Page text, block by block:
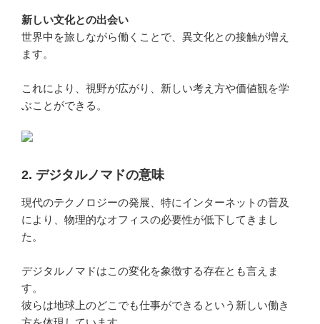
新しい文化との出会い
世界中を旅しながら働くことで、異文化との接触が増え
ます。
これにより、視野が広がり、新しい考え方や価値観を学
ぶことができる。
2. デジタルノマドの意味
現代のテクノロジーの発展、特にインターネットの普及
により、物理的なオフィスの必要性が低下してきまし
た。
デジタルノマドはこの変化を象徴する存在とも言えま
す。
彼らは地球上のどこでも仕事ができるという新しい働き